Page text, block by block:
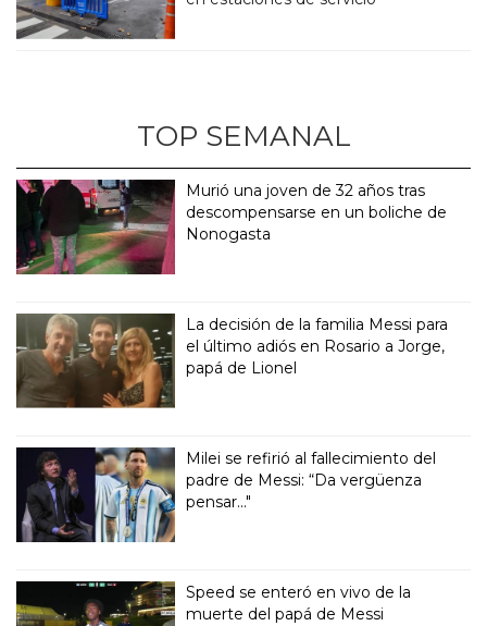
TOP SEMANAL
Murió una joven de 32 años tras
descompensarse en un boliche de
Nonogasta
La decisión de la familia Messi para
el último adiós en Rosario a Jorge,
papá de Lionel
Milei se refirió al fallecimiento del
padre de Messi: “Da vergüenza
pensar..."
Speed se enteró en vivo de la
muerte del papá de Messi